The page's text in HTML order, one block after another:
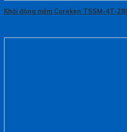
Khởi động mềm Coreken TSSM-4T-